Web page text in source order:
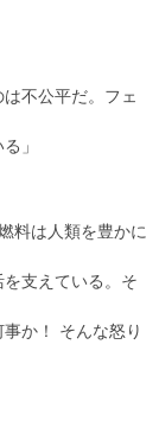
不公平だ。フェ
」
料は人類を豊かに
支えている。そ
か！ そんな怒り